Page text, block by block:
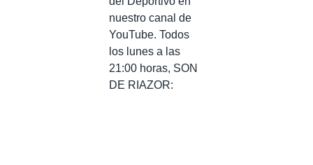
nuestro canal de
YouTube. Todos
los lunes a las
21:00 horas, SON
DE RIAZOR: